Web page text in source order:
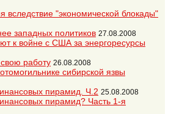
вследствие "экономической блокады"
западных политиков 27.08.2008
к войне с США за энергоресурсы
работу 26.08.2008
сибирской язвы
пирамид. Ч.2 25.08.2008
пирамид? Часть 1-я